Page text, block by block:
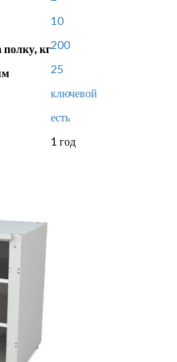
10
кг200
25
ключевой
есть
1 год